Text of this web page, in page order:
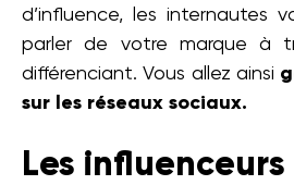
d’influence, les internautes
parler de votre marque à
différenciant. Vous allez ainsi
sur les réseaux sociaux.
Les